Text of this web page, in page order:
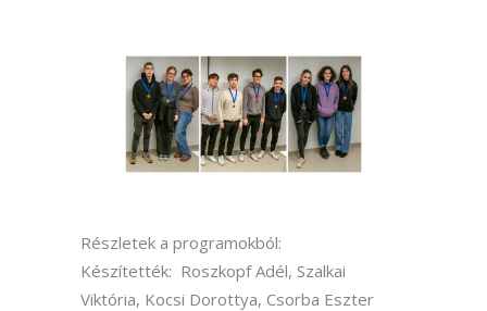
Részletek a programokból:
Készítették: Roszkopf Adél, Szalkai
Viktória, Kocsi Dorottya, Csorba Eszter